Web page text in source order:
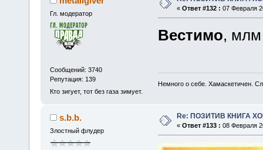
Гл. модератор
Сообщений: 3740
Репутация: 139
Кто зигует, тот без газа зимует.
« Ответ #132 : 07 Февраля
Вестимо,
Немного о себе. Хамаскетичен.
s.b.b.
Злостный флудер
Re: ПОЗИТИВ КНИГА
« Ответ #133 : 08 Февраля